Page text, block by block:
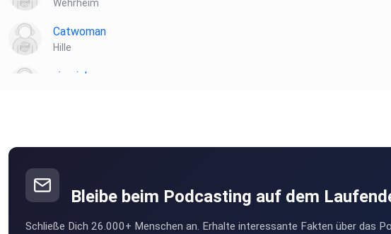
Wehrheim
Catwoman
Hille
siemich
bilhaboom
Kiel
Bleibe beim Podcasting auf dem
Schließe Dich 26.000+ Menschen an. Erhalte interessante Fakten über das